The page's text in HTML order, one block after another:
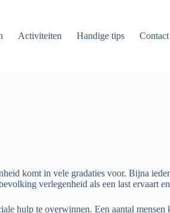
Activiteiten Handige tips Contact
komt in vele gradaties voor. Bijna
verlegenheid als een last ervaart
hulp te overwinnen. Een aantal mensen